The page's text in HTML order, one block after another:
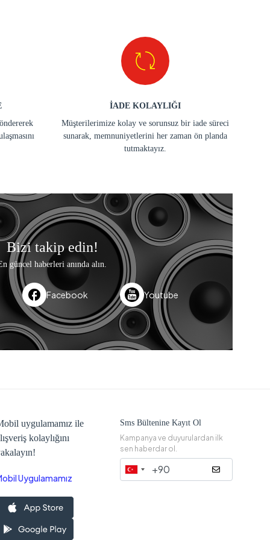
İADE KOLAYLIĞI
Müşterilerimize kolay ve sorunsuz bir iade süreci
sunarak, memnuniyetlerini her zaman ön planda
tutmaktayız.
Bizi takip edin!
güncel haberleri anında alın.
Facebook Youtube
uygulamamız ile
kolaylığını
Uygulamamız
Sms Bültenine Kayıt Ol
Kampanya ve duyurulardan ilk
sen haberdar ol.